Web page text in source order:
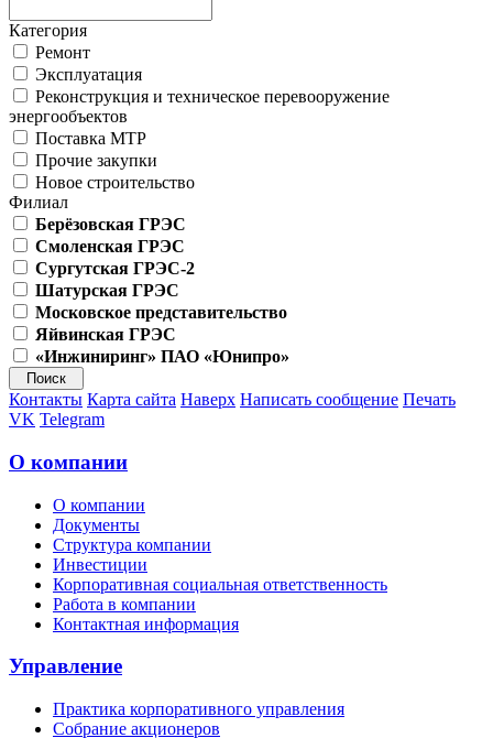
Категория
Ремонт
Эксплуатация
Реконструкция и техническое перевооружение
энергообъектов
Поставка МТР
Прочие закупки
Новое строительство
Филиал
Берёзовская ГРЭС
Смоленская ГРЭС
Сургутская ГРЭС-2
Шатурская ГРЭС
Московское представительство
Яйвинская ГРЭС
«Инжиниринг» ПАО «Юнипро»
Контакты Карта сайта Наверх Написать сообщение Печать
VK Telegram
О компании
О компании
Документы
Структура компании
Инвестиции
Корпоративная социальная ответственность
Работа в компании
Контактная информация
Управление
Практика корпоративного управления
Собрание акционеров